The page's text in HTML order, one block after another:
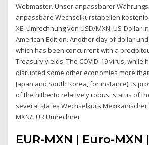
Webmaster. Unser anpassbarer
anpassbare Wechselkurstabellen
XE: Umrechnung von USD/MXN. US-Dollar
American Edition. Another day of dollar
which has been concurrent with a
Treasury yields. The COVID-19 virus, while
disrupted some other economies more
Japan and South Korea, for instance), is
of the hitherto relatively robust status of
several states Wechselkurs Mexikanischer
MXN/EUR Umrechner
EUR-MXN | Euro-MXN